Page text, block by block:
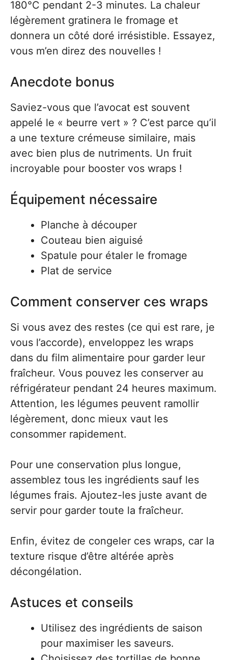
180°C pendant 2-3 minutes. La chaleur
légèrement gratinera le fromage et
donnera un côté doré irrésistible. Essayez,
vous m’en direz des nouvelles !
Anecdote bonus
Saviez-vous que l’avocat est souvent
appelé le « beurre vert » ? C’est parce qu’il
a une texture crémeuse similaire, mais
avec bien plus de nutriments. Un fruit
incroyable pour booster vos wraps !
Équipement nécessaire
Planche à découper
Couteau bien aiguisé
Spatule pour étaler le fromage
Plat de service
Comment conserver ces wraps
Si vous avez des restes (ce qui est rare, je
vous l’accorde), enveloppez les wraps
dans du film alimentaire pour garder leur
fraîcheur. Vous pouvez les conserver au
réfrigérateur pendant 24 heures maximum.
Attention, les légumes peuvent ramollir
légèrement, donc mieux vaut les
consommer rapidement.
Pour une conservation plus longue,
assemblez tous les ingrédients sauf les
légumes frais. Ajoutez-les juste avant de
servir pour garder toute la fraîcheur.
Enfin, évitez de congeler ces wraps, car la
texture risque d’être altérée après
décongélation.
Astuces et conseils
Utilisez des ingrédients de saison
pour maximiser les saveurs.